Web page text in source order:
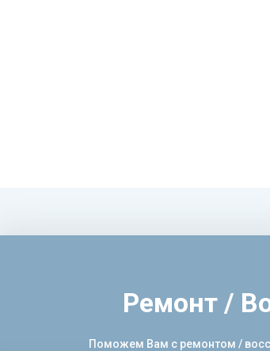
Ремонт /
Поможем Вам с ремонтом /